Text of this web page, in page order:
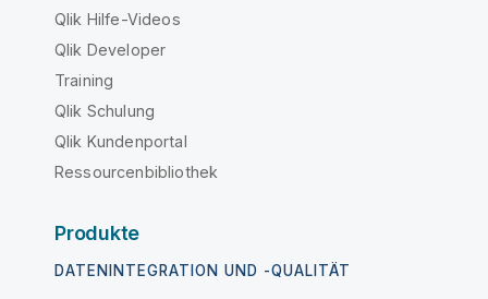
Qlik Hilfe-Videos
Qlik Developer
Training
Qlik Schulung
Qlik Kundenportal
Ressourcenbibliothek
Produkte
DATENINTEGRATION UND -QUALITÄT